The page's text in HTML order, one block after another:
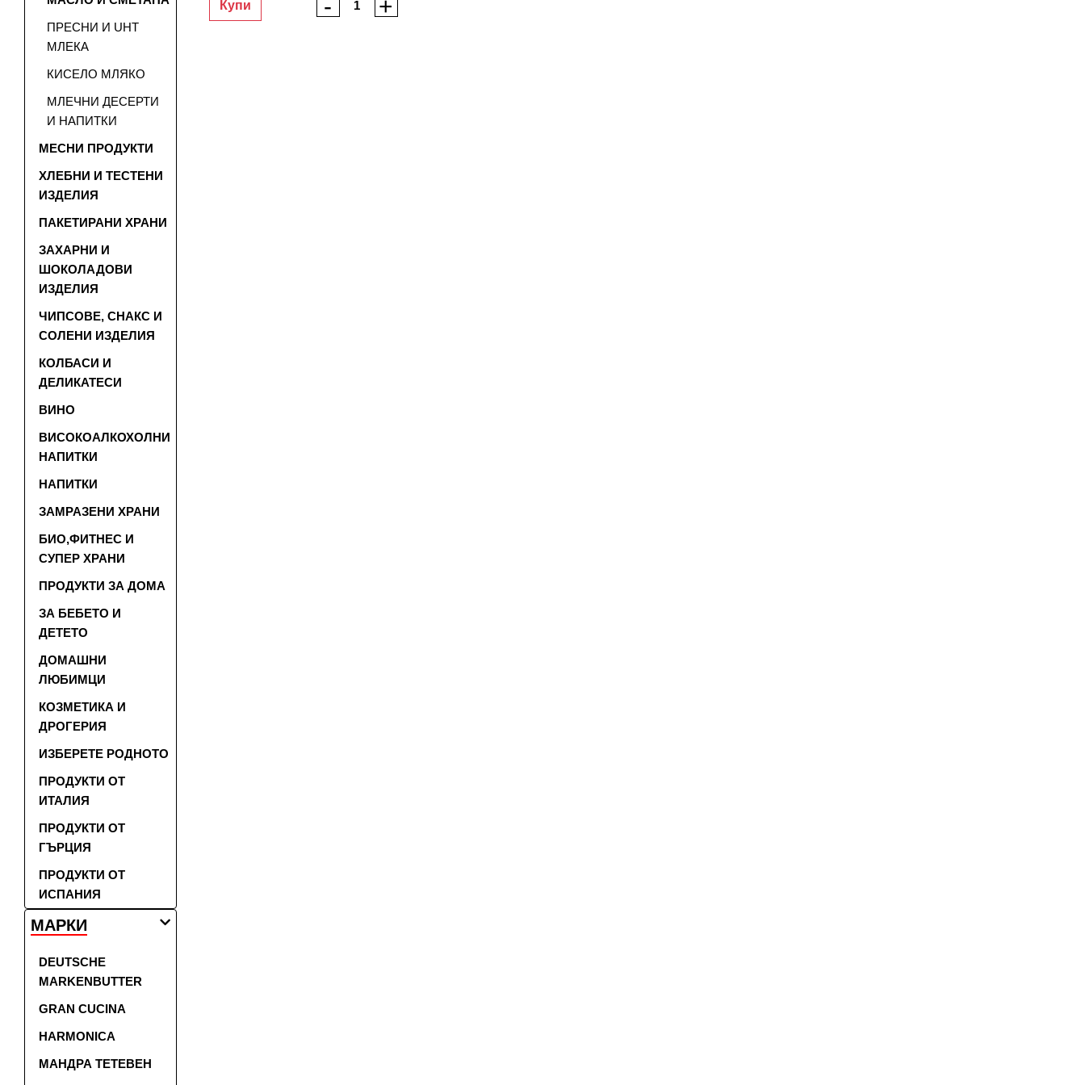
ПРЕСНИ И UHT
МЛЕКА
КИСЕЛО МЛЯКО
МЛЕЧНИ ДЕСЕРТИ
И НАПИТКИ
МЕСНИ ПРОДУКТИ
ХЛЕБНИ И ТЕСТЕНИ
ИЗДЕЛИЯ
ПАКЕТИРАНИ ХРАНИ
ЗАХАРНИ И
ШОКОЛАДОВИ
ИЗДЕЛИЯ
ЧИПСОВЕ, СНАКС И
СОЛЕНИ ИЗДЕЛИЯ
КОЛБАСИ И
ДЕЛИКАТЕСИ
ВИНО
ВИСОКОАЛКОХОЛНИ
НАПИТКИ
НАПИТКИ
ЗАМРАЗЕНИ ХРАНИ
БИО,ФИТНЕС И
СУПЕР ХРАНИ
ПРОДУКТИ ЗА ДОМА
ЗА БЕБЕТО И
ДЕТЕТО
ДОМАШНИ
ЛЮБИМЦИ
КОЗМЕТИКА И
ДРОГЕРИЯ
ИЗБЕРЕТЕ РОДНОТО
ПРОДУКТИ ОТ
ИТАЛИЯ
ПРОДУКТИ ОТ
ГЪРЦИЯ
ПРОДУКТИ ОТ
ИСПАНИЯ
МАРКИ
DEUTSCHE
MARKENBUTTER
GRAN CUCINA
HARMONICA
МАНДРА ТЕТЕВЕН
Купи - +